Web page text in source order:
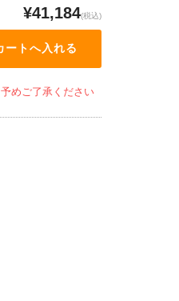
¥41,184(税込)
めご了承ください